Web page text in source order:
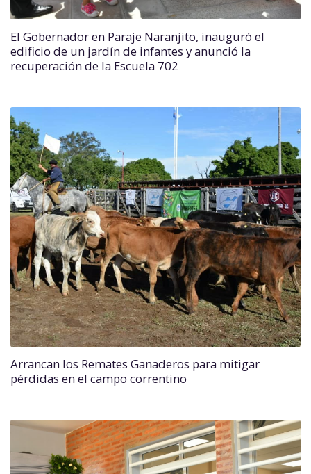
El Gobernador en Paraje Naranjito, inauguró el
edificio de un jardín de infantes y anunció la
recuperación de la Escuela 702
Arrancan los Remates Ganaderos para mitigar
pérdidas en el campo correntino